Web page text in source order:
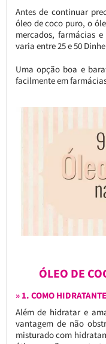
Antes de continuar
óleo de coco puro, o
mercados, farmácias
varia entre 25 e 50
Uma opção boa e
facilmente em
ÓLEO DE
» 1. COMO HIDRATANTE
Além de hidratar e
vantagem de não
misturado com